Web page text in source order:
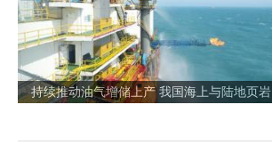
持续推动油气增储上产 我国海上与陆地页岩